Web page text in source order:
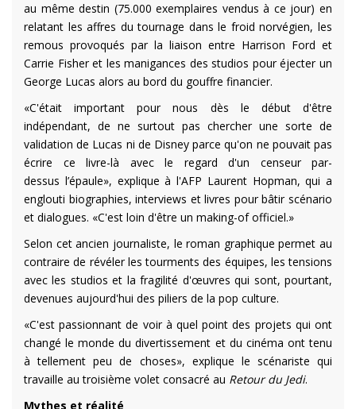
au même destin (75.000 exemplaires vendus à ce jour) en
relatant les affres du tournage dans le froid norvégien, les
remous provoqués par la liaison entre Harrison Ford et
Carrie Fisher et les manigances des studios pour éjecter un
George Lucas alors au bord du gouffre financier.
«C'était important pour nous dès le début d'être
indépendant, de ne surtout pas chercher une sorte de
validation de Lucas ni de Disney parce qu'on ne pouvait pas
écrire ce livre-là avec le regard d'un censeur par-
dessus l’épaule», explique à l'AFP Laurent Hopman, qui a
englouti biographies, interviews et livres pour bâtir scénario
et dialogues. «C'est loin d'être un making-of officiel.»
Selon cet ancien journaliste, le roman graphique permet au
contraire de révéler les tourments des équipes, les tensions
avec les studios et la fragilité d'œuvres qui sont, pourtant,
devenues aujourd'hui des piliers de la pop culture.
«C'est passionnant de voir à quel point des projets qui ont
changé le monde du divertissement et du cinéma ont tenu
à tellement peu de choses», explique le scénariste qui
travaille au troisième volet consacré au Retour du Jedi.
Mythes et réalité